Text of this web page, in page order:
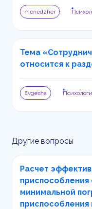
menedzher
Тема
относится к
Evgesha
Другие вопросы
Расчет
минимальной
приспособления